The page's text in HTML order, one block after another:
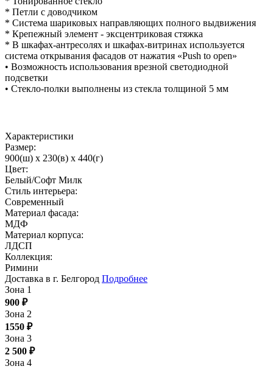
* Петли с доводчиком
* Система шариковых направляющих полного выдвижения
* Крепежный элемент - эксцентриковая стяжка
* В шкафах-антресолях и шкафах-витринах используется
система открывания фасадов от нажатия «Push to open»
• Возможность использования врезной светодиодной
подсветки
• Стекло-полки выполнены из стекла толщиной 5 мм
Характеристики
Размер:
900(ш) x 230(в) x 440(г)
Цвет:
Белый/Софт Милк
Стиль интерьера:
Современный
Материал фасада:
МДФ
Материал корпуса:
ЛДСП
Коллекция:
Римини
Доставка в г. Белгород Подробнее
Зона 1
900 ₽
Зона 2
1550 ₽
Зона 3
2 500 ₽
Зона 4